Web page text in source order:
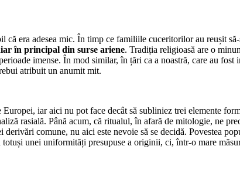
era adesea mic. În timp ce familiile cuceritorilor au reușit
în principal din surse ariene. Tradiția religioasă are o
imense. În mod similar, în țări ca a noastră, care au fost
atribuit un anumit mit.
iar aici nu pot face decât să subliniez trei elemente
rasială. Până acum, că ritualul, în afară de mitologie, ne
comune, nu aici este nevoie să se decidă. Povestea
unei uniformități presupuse a originii, ci, într-o mare